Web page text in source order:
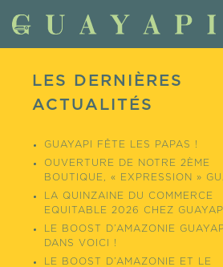
LES DERNIÈRES
ACTUALITÉS
GUAYAPI FÊTE LES PAPAS !
OUVERTURE DE NOTRE 2ÈME
BOUTIQUE, « EXPRESSION »
LA QUINZAINE DU COMMERCE
EQUITABLE 2026 CHEZ GUAYAPI
LE BOOST D’AMAZONIE
DANS VOICI !
LE BOOST D’AMAZONIE ET LE